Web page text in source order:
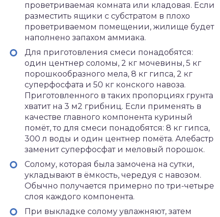
проветриваемая комната или кладовая. Если
разместить ящики с субстратом в плохо
проветриваемом помещении, жилище будет
наполнено запахом аммиака.
Для приготовления смеси понадобятся:
один центнер соломы, 2 кг мочевины, 5 кг
порошкообразного мела, 8 кг гипса, 2 кг
суперфосфата и 50 кг конского навоза.
Приготовленного в таких пропорциях грунта
хватит на 3 м2 грибниц. Если применять в
качестве главного компонента куриный
помёт, то для смеси понадобятся: 8 кг гипса,
300 л воды и один центнер помёта. Алебастр
заменит суперфосфат и меловый порошок.
Солому, которая была замочена на сутки,
укладывают в ёмкость, чередуя с навозом.
Обычно получается примерно по три-четыре
слоя каждого компонента.
При выкладке солому увлажняют, затем